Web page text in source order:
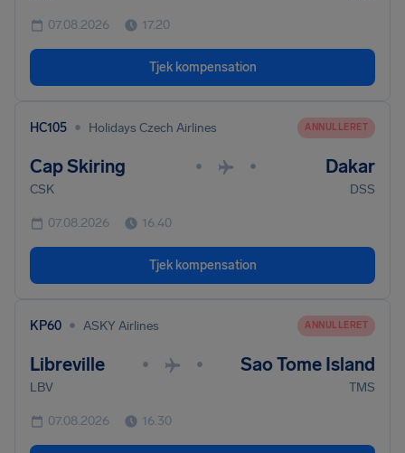
07.08.2026 17.20
Tjek kompensation
HC105 • Holidays Czech Airlines ANNULLERET
Cap Skiring • • Dakar
CSK DSS
07.08.2026 16.40
Tjek kompensation
KP60 • ASKY Airlines ANNULLERET
Libreville • • Sao Tome Island
LBV TMS
07.08.2026 16.30